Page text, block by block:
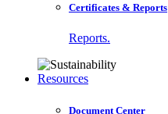
Certificates & Reports
Reports.
Resources
Document Center